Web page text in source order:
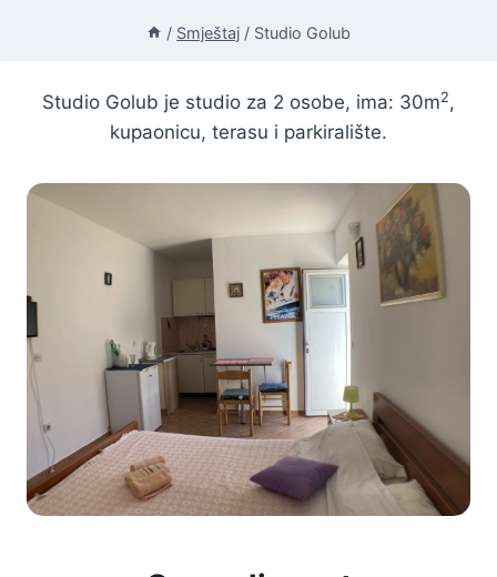
/ Smještaj / Studio Golub
Studio Golub je studio za 2 osobe, ima: 30m2,
kupaonicu, terasu i parkiralište.